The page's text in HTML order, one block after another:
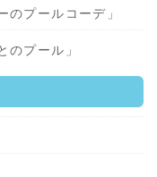
プールコーデ」
プール」